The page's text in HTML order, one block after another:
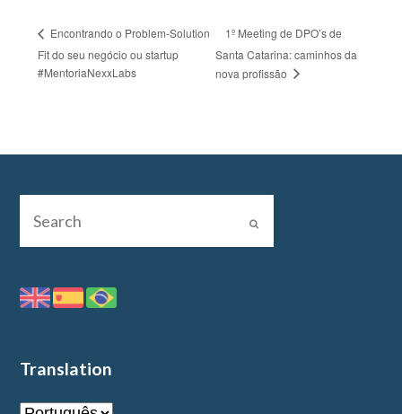
Encontrando o Problem-Solution
Fit do seu negócio ou startup
#MentoriaNexxLabs
1º Meeting de DPO’s de
Santa Catarina: caminhos da
nova profissão
Translation